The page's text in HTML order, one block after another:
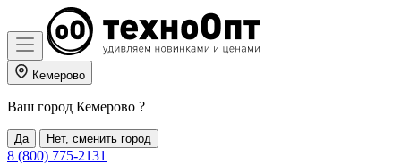
Кемерово
Ваш город Кемерово ?
Да Нет, сменить город
8 (800) 775-2131